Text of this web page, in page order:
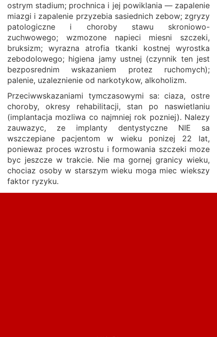
ostrym stadium; prochnica i jej powiklania — zapalenie
miazgi i zapalenie przyzebia sasiednich zebow; zgryzy
patologiczne i choroby stawu skroniowo-
zuchwowego; wzmozone napieci miesni szczeki,
bruksizm; wyrazna atrofia tkanki kostnej wyrostka
zebodolowego; higiena jamy ustnej (czynnik ten jest
bezposrednim wskazaniem protez ruchomych);
palenie, uzaleznienie od narkotykow, alkoholizm.
Przeciwwskazaniami tymczasowymi sa: ciaza, ostre
choroby, okresy rehabilitacji, stan po naswietlaniu
(implantacja mozliwa co najmniej rok pozniej). Nalezy
zauwazyc, ze implanty dentystyczne NIE sa
wszczepiane pacjentom w wieku ponizej 22 lat,
poniewaz proces wzrostu i formowania szczeki moze
byc jeszcze w trakcie. Nie ma gornej granicy wieku,
chociaz osoby w starszym wieku moga miec wiekszy
faktor ryzyku.